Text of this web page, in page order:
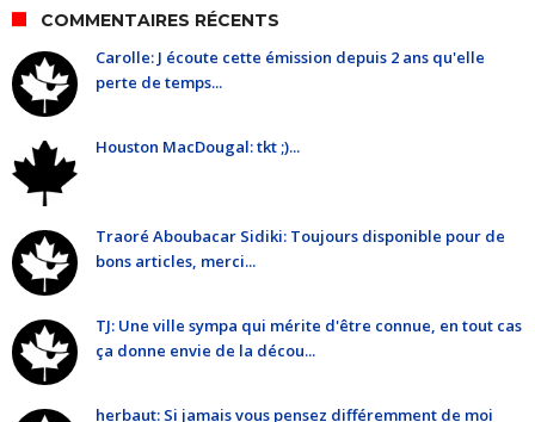
COMMENTAIRES RÉCENTS
Carolle: J écoute cette émission depuis 2 ans qu'elle
perte de temps...
Houston MacDougal: tkt ;)...
Traoré Aboubacar Sidiki: Toujours disponible pour de
bons articles, merci...
TJ: Une ville sympa qui mérite d'être connue, en tout cas
ça donne envie de la décou...
herbaut: Si jamais vous pensez différemment de moi